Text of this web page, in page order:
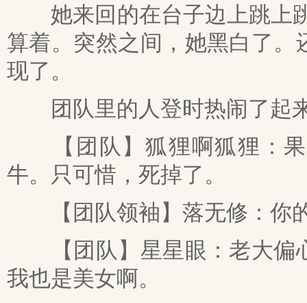
她来回的在台子边上跳上
算着。突然之间，她黑白了
现了。
团队里的人登时热闹了起
【团队】狐狸啊狐狸：果
牛。只可惜，死掉了。
【团队领袖】落无修：你
【团队】星星眼：老大偏
我也是美女啊。